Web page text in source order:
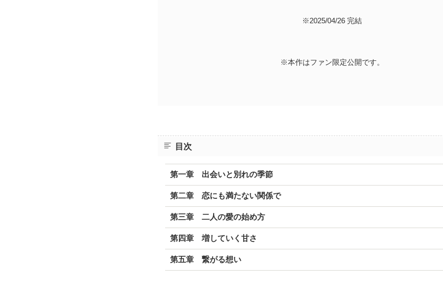
※2025/04/26 完結
※本作はファン限定公開です。
目次
第一章 出会いと別れの季節
第二章 恋にも満たない関係で
第三章 二人の愛の始め方
第四章 増していく甘さ
第五章 繋がる想い